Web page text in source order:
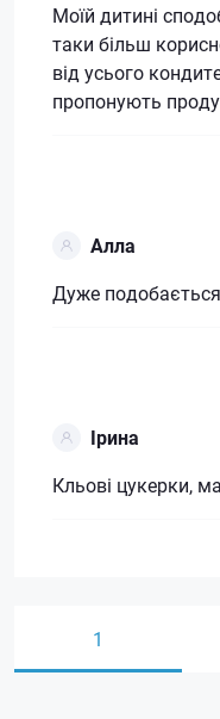
Моїй дитині
таки більш
від усього
пропонують
Алла
Дуже
Ірина
Кльові цукерки,
1